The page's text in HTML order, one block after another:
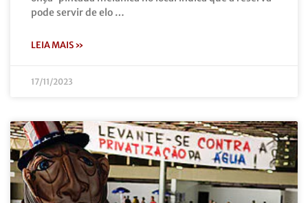
pode servir de elo …
LEIA MAIS »
17/11/2023